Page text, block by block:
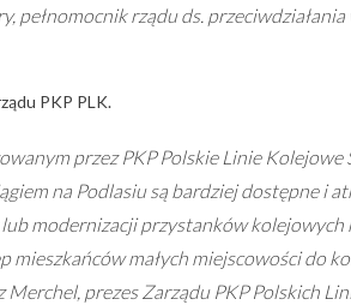
rządu ds.
PKP PLK.
przez PKP Polskie Linie Kolejowe
na Podlasiu są bardziej dostępne i
modernizacji przystanków kolejowych
mieszkańców małych miejscowości do
prezes Zarządu PKP Polskich